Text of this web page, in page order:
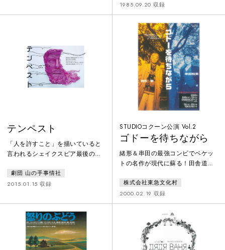
ない不安と焦燥から、各々の葛藤
が交錯する。彼らの精神状態が極
限に近づく中、ついに戦闘が始ま
1985.09.20 収録
テンペスト
「人を許すこと」を描いていると
言われるシェイクスピア最後の作
とは、主人公プロスペローが自分
は「許されない」存在であること
ドラマの諸要素が静かにちりばめ
られていると解釈。嵐（テンペス
ト）はプロスペローの心のうちに
吹き荒れる。2015年初演、2018年
にルーマニアのクライオヴァ・シ
劇団 山の手事情社
2015.01.15 収録
STUDIOコクーン公演 Vol.2
ゴドーを待ちながら
緒形＆串田の最強コンビでベケッ
トの名作が現代に蘇る！田舎道。
とエストラゴンの2人がゴドーを待
っている。ゴドーが何者かはわか
らない・・・・。
株式会社東急文化村
2000.02.19 収録